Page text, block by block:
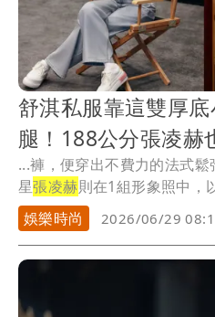
舒淇私服靠這雙厚
腿！188公分張凌赫
...褲，便穿出不費力的法式
星張凌赫則在1組形象照中，
底...
娛樂時尚 2026/06/29